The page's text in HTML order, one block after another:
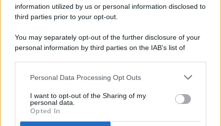
information utilized by us or personal information disclosed to
third parties prior to your opt-out.
You may separately opt-out of the further disclosure of your
personal information by third parties on the IAB’s list of
This information may also be disclosed by us to third parties
disclose it to other third parties.
Personal Data Processing Opt Outs
I want to opt-out of the Sharing of my
personal data.
Opted In
PREFERENZE PRIVACY